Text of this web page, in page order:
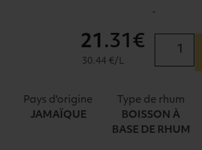
-
"BLACK
SPICED"
21 .31€
30.44 €/L
Pays d'origine
JAMAÏQUE
Type de rhum
BOISSON À
BASE DE RHUM